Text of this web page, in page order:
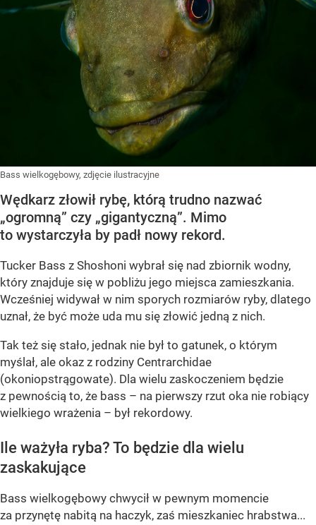
Bass wielkogębowy, zdjęcie ilustracyjne
Wędkarz złowił rybę, którą trudno nazwać
„ogromną” czy „gigantyczną”. Mimo
to wystarczyła by padł nowy rekord.
Tucker Bass z Shoshoni wybrał się nad zbiornik wodny,
który znajduje się w pobliżu jego miejsca zamieszkania.
Wcześniej widywał w nim sporych rozmiarów ryby, dlatego
uznał, że być może uda mu się złowić jedną z nich.
Tak też się stało, jednak nie był to gatunek, o którym
myślał, ale okaz z rodziny Centrarchidae
(okoniopstrągowate). Dla wielu zaskoczeniem będzie
z pewnością to, że bass – na pierwszy rzut oka nie robiący
wielkiego wrażenia – był rekordowy.
Ile ważyła ryba? To będzie dla wielu
zaskakujące
Bass wielkogębowy chwycił w pewnym momencie
za przynętę nabitą na haczyk, zaś mieszkaniec hrabstwa...